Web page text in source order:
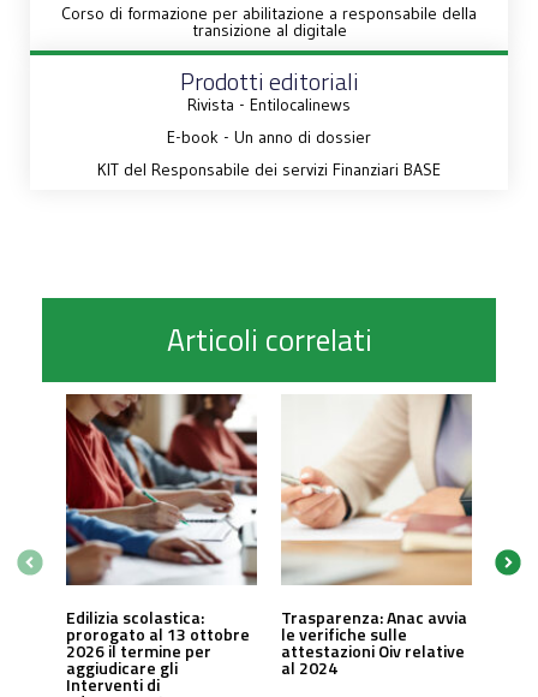
Corso di formazione per abilitazione a responsabile della
transizione al digitale
Prodotti editoriali
Rivista - Entilocalinews
E-book - Un anno di dossier
KIT del Responsabile dei servizi Finanziari BASE
Articoli correlati
Edilizia scolastica:
prorogato al 13 ottobre
2026 il termine per
aggiudicare gli
Interventi di
Trasparenza: Anac avvia
le verifiche sulle
attestazioni Oiv relative
al 2024